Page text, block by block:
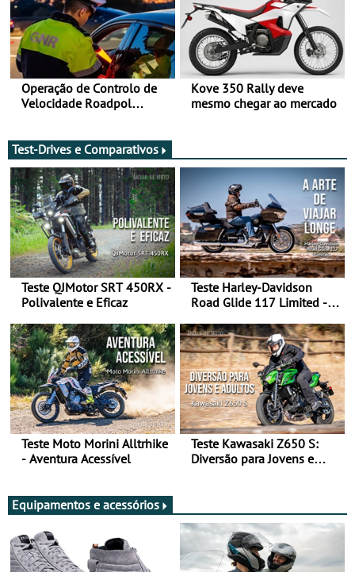
Operação de Controlo de
Velocidade Roadpol
Kove 350 Rally deve
mesmo chegar ao mercado
Test-Drives e Comparativos
Teste QJMotor SRT 450RX -
Polivalente e Eficaz
Teste Harley-Davidson
Road Glide 117 Limited - A
Teste Moto Morini Alltrhike
- Aventura Acessível
Teste Kawasaki Z650 S:
Diversão para Jovens e
Equipamentos e acessórios